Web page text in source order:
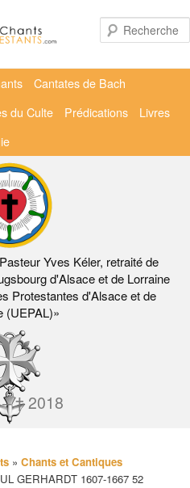
Yves Kéler, retraité de
d'Alsace et de Lorraine
Protestantes d'Alsace et de
(UEPAL)»
† 2018
Cantates de Bach
du Culte Prédications
Livres
»Chants et Cantiques
GERHARDT 1607-1667 52